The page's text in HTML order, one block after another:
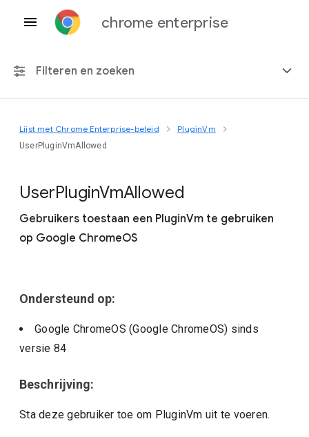
chrome enterprise
Filteren en zoeken
Elk platform
Inclusief beëindigd beleid
Lijst met Chrome Enterprise-beleid PluginVm
UserPluginVmAllowed
UserPluginVmAllowed
Gebruikers toestaan een PluginVm te gebruiken
op Google ChromeOS
Ondersteund op:
Google ChromeOS (Google ChromeOS) sinds
versie 84
Beschrijving:
Sta deze gebruiker toe om PluginVm uit te voeren.